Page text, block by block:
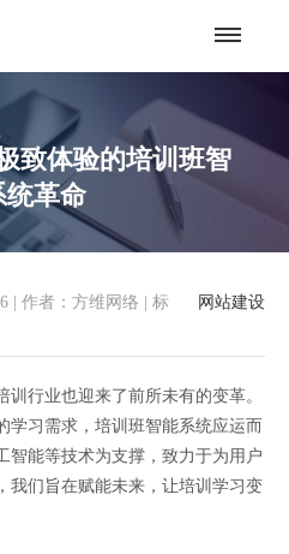
致体验的培训班智
统革命
网站建设
作者：方维网络
标
行业也迎来了前所未有的变革。
学习需求，培训班智能系统应运而
智能等技术为支撑，致力于为用户
我们旨在赋能未来，让培训学习变